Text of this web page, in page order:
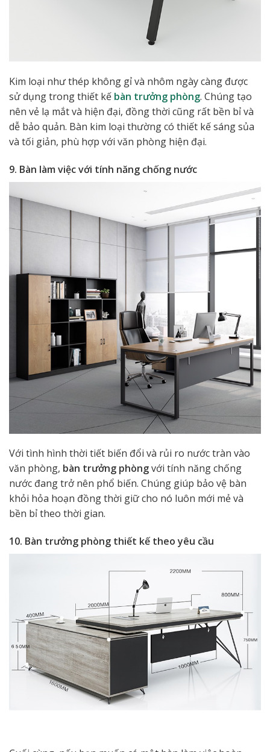
Kim loại như thép không gỉ và nhôm ngày càng được
sử dụng trong thiết kế bàn trưởng phòng. Chúng tạo
nên vẻ lạ mắt và hiện đại, đồng thời cũng rất bền bỉ và
dễ bảo quản. Bàn kim loại thường có thiết kế sáng sủa
và tối giản, phù hợp với văn phòng hiện đại.
9. Bàn làm việc với tính năng chống nước
Với tình hình thời tiết biến đổi và rủi ro nước tràn vào
văn phòng, bàn trưởng phòngvới tính năng chống
nước đang trở nên phổ biến. Chúng giúp bảo vệ bàn
khỏi hỏa hoạn đồng thời giữ cho nó luôn mới mẻ và
bền bỉ theo thời gian.
10. Bàn trưởng phòng thiết kế theo yêu cầu